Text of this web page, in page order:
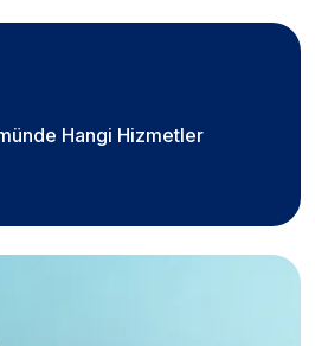
Hangi Hizmetler